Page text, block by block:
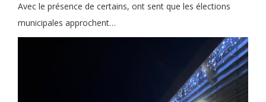
Avec le présence de certains, ont sent que les élections
municipales approchent…